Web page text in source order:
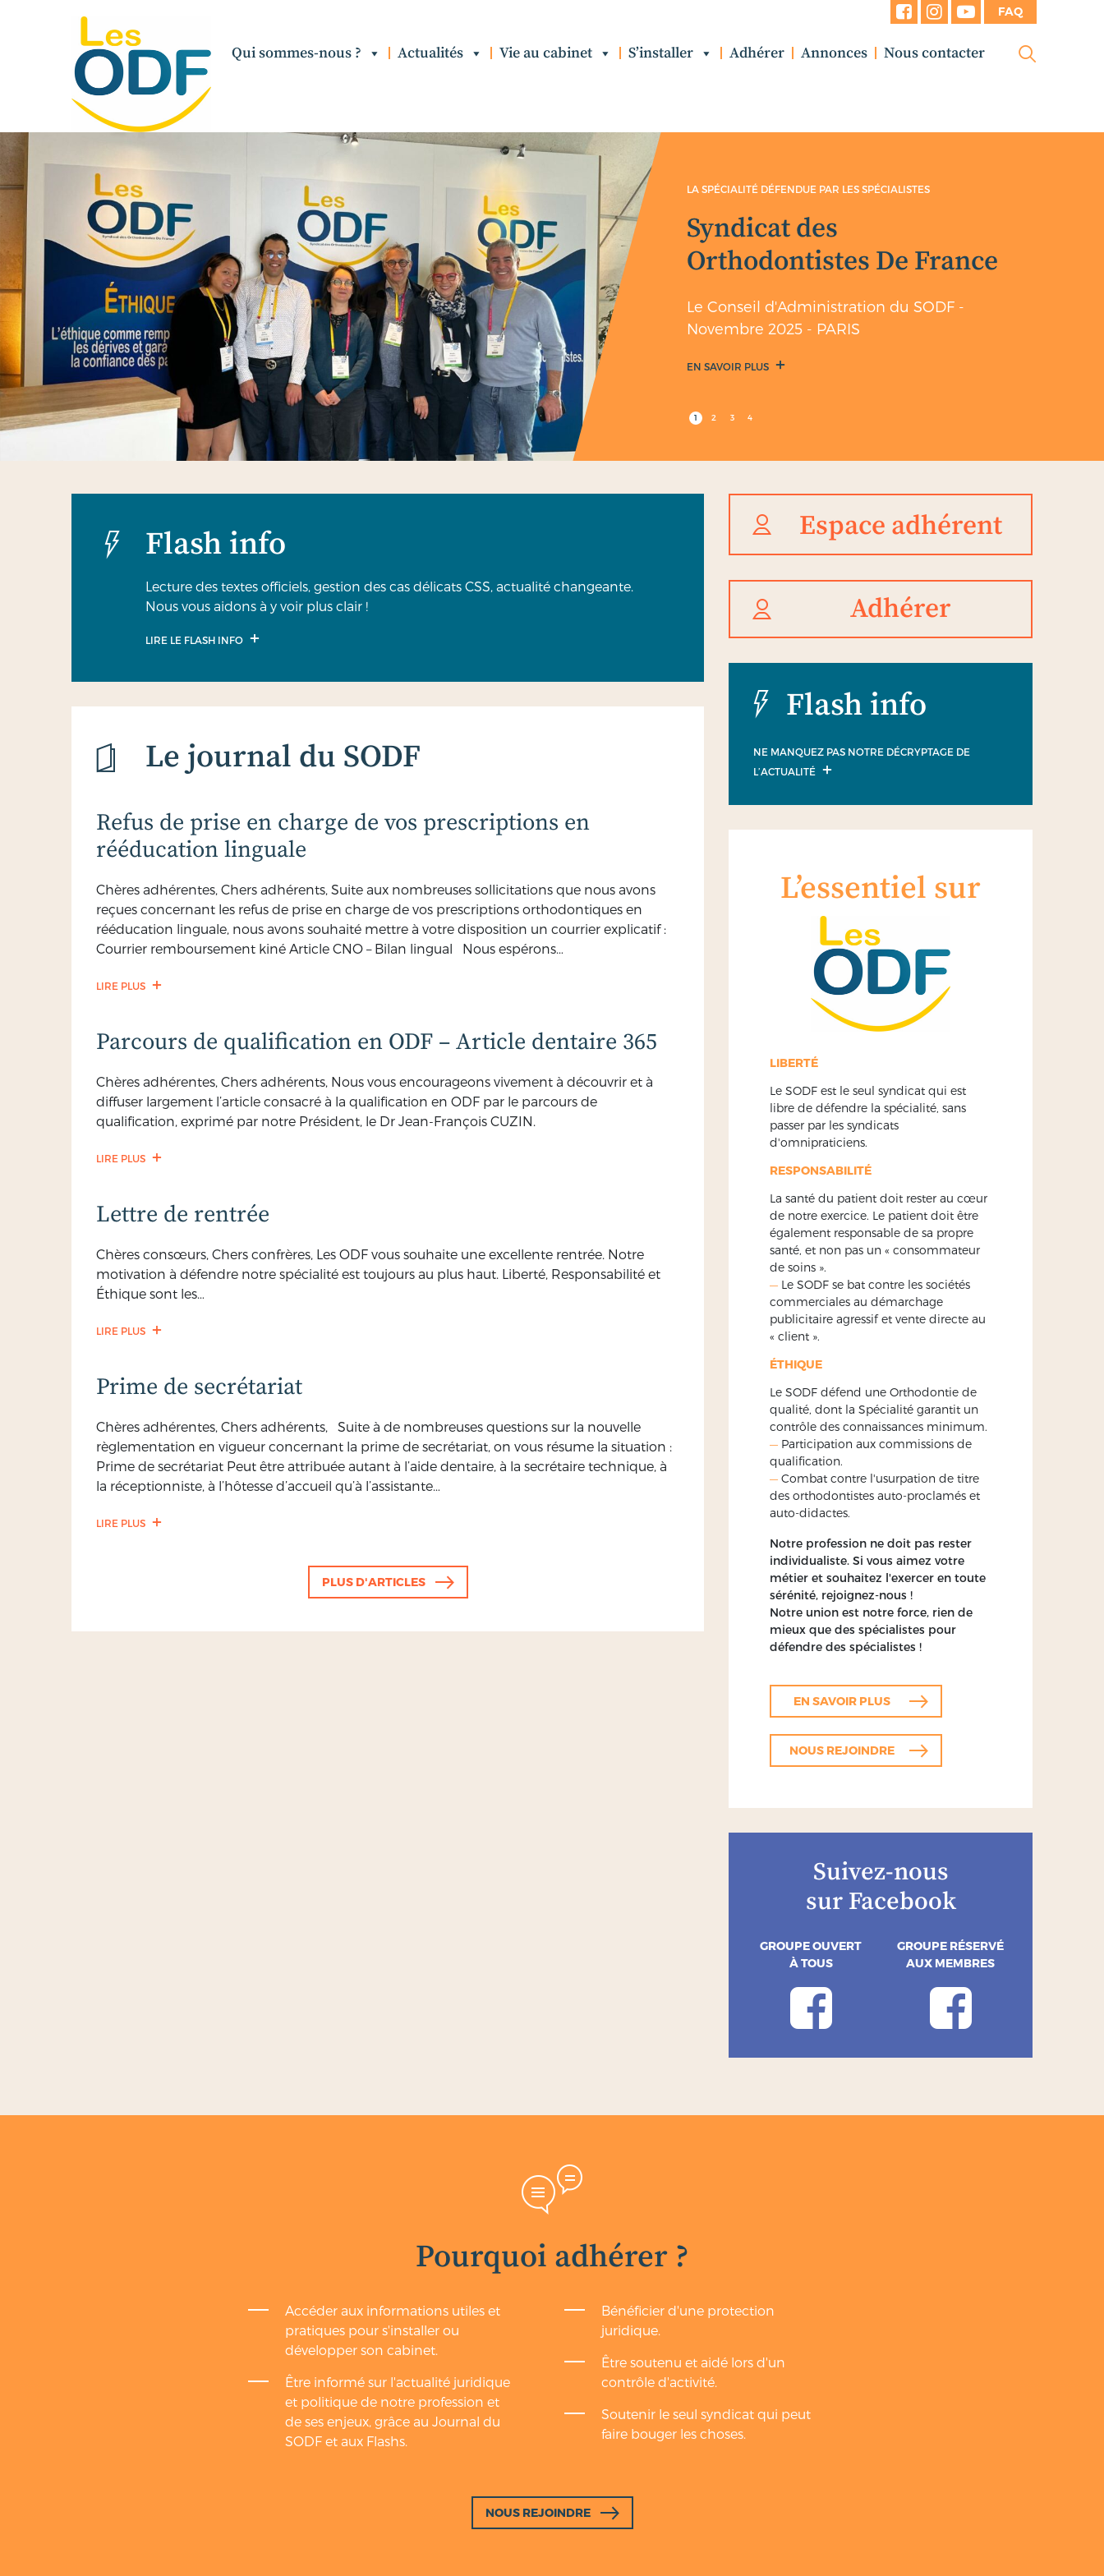
FAQ
Qui sommes-nous ? Actualités Vie au cabinet S’installer Adhérer Annonces Nous contacter
LA SPÉCIALITÉ DÉFENDUE PAR LES SPÉCIALISTES
Syndicat des
Orthodontistes De France
Le Conseil d'Administration du SODF -
Novembre 2025 - PARIS
EN SAVOIR PLUS
1 2 3 4
Flash info
Lecture des textes officiels, gestion des cas délicats CSS, actualité changeante.
Nous vous aidons à y voir plus clair !
LIRE LE FLASH INFO
Le journal du SODF
Refus de prise en charge de vos prescriptions en
rééducation linguale
Chères adhérentes, Chers adhérents, Suite aux nombreuses sollicitations que nous avons
reçues concernant les refus de prise en charge de vos prescriptions orthodontiques en
rééducation linguale, nous avons souhaité mettre à votre disposition un courrier explicatif :
Courrier remboursement kiné Article CNO – Bilan lingual Nous espérons…
LIRE PLUS
Parcours de qualification en ODF – Article dentaire 365
Chères adhérentes, Chers adhérents, Nous vous encourageons vivement à découvrir et à
diffuser largement l’article consacré à la qualification en ODF par le parcours de
qualification, exprimé par notre Président, le Dr Jean-François CUZIN.
LIRE PLUS
Lettre de rentrée
Chères consœurs, Chers confrères, Les ODF vous souhaite une excellente rentrée. Notre
motivation à défendre notre spécialité est toujours au plus haut. Liberté, Responsabilité et
Éthique sont les…
LIRE PLUS
Prime de secrétariat
Chères adhérentes, Chers adhérents, Suite à de nombreuses questions sur la nouvelle
règlementation en vigueur concernant la prime de secrétariat, on vous résume la situation :
Prime de secrétariat Peut être attribuée autant à l’aide dentaire, à la secrétaire technique, à
la réceptionniste, à l’hôtesse d’accueil qu’à l’assistante…
LIRE PLUS
PLUS D'ARTICLES
Espace adhérent
Adhérer
Flash info
NE MANQUEZ PAS NOTRE DÉCRYPTAGE DE
L’ACTUALITÉ
L’essentiel sur
LIBERTÉ
Le SODF est le seul syndicat qui est
libre de défendre la spécialité, sans
passer par les syndicats
d'omnipraticiens.
RESPONSABILITÉ
La santé du patient doit rester au cœur
de notre exercice. Le patient doit être
également responsable de sa propre
santé, et non pas un « consommateur
de soins ».
— Le SODF se bat contre les sociétés
commerciales au démarchage
publicitaire agressif et vente directe au
« client ».
ÉTHIQUE
Le SODF défend une Orthodontie de
qualité, dont la Spécialité garantit un
contrôle des connaissances minimum.
— Participation aux commissions de
qualification.
— Combat contre l'usurpation de titre
des orthodontistes auto-proclamés et
auto-didactes.
Notre profession ne doit pas rester
individualiste. Si vous aimez votre
métier et souhaitez l'exercer en toute
sérénité, rejoignez-nous !
Notre union est notre force, rien de
mieux que des spécialistes pour
défendre des spécialistes !
EN SAVOIR PLUS
NOUS REJOINDRE
Suivez-nous
sur Facebook
GROUPE OUVERT
À TOUS
GROUPE RÉSERVÉ
AUX MEMBRES
Pourquoi adhérer ?
Accéder aux informations utiles et
pratiques pour s'installer ou
développer son cabinet.
Être informé sur l'actualité juridique
et politique de notre profession et
de ses enjeux, grâce au Journal du
SODF et aux Flashs.
Bénéficier d'une protection
juridique.
Être soutenu et aidé lors d'un
contrôle d'activité.
Soutenir le seul syndicat qui peut
faire bouger les choses.
NOUS REJOINDRE